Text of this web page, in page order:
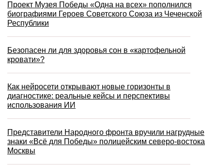
Проект Музея Победы «Одна на всех» пополнился
биографиями Героев Советского Союза из Чеченской
Республики
Безопасен ли для здоровья сон в «картофельной
кровати»?
Как нейросети открывают новые горизонты в
диагностике: реальные кейсы и перспективы
использования ИИ
Представители Народного фронта вручили нагрудные
знаки «Всё для Победы» полицейским северо-востока
Москвы